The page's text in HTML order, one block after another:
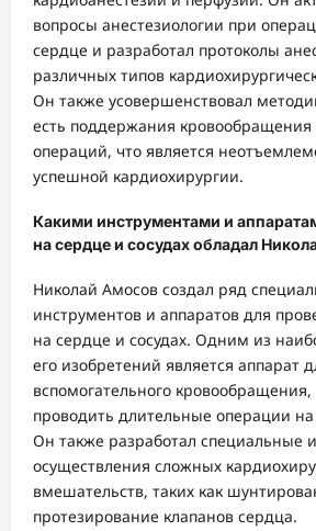
вопросы анестезиологии при
сердце и разработал протоколы
различных типов
Он также усовершенствовал
есть поддержания кровообращения
операций, что является
успешной кардиохирургии.
Какими инструментами и
на сердце и сосудах обладал
Николай Амосов создал ряд
инструментов и аппаратов для
на сердце и сосудах. Одним из
его изобретений является аппарат
вспомогательного
проводить длительные операции
Он также разработал специальные
осуществления сложных
вмешательств, таких как
протезирование клапанов сердца.